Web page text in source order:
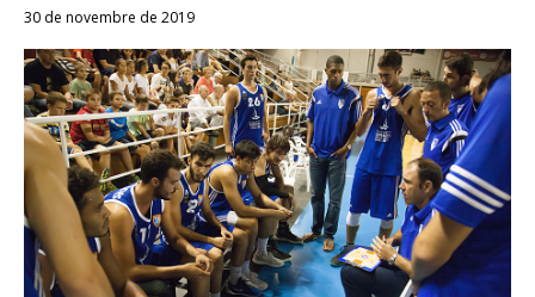
30 de novembre de 2019